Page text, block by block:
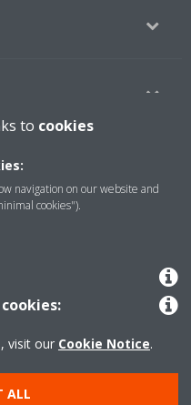
to cookies
navigation on our website and
cookies").
visit our Cookie Notice.
ALL